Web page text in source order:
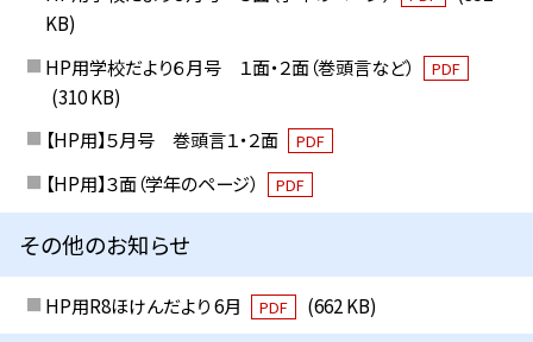
KB)
HP用学校だより６月号 １面・２面（巻頭言など）
PDF
(310 KB)
【HP用】５月号 巻頭言１・２面
PDF
【HP用】３面（学年のページ） PDF
その他のお知らせ
HP用R8ほけんだより 6月 PDF (662 KB)